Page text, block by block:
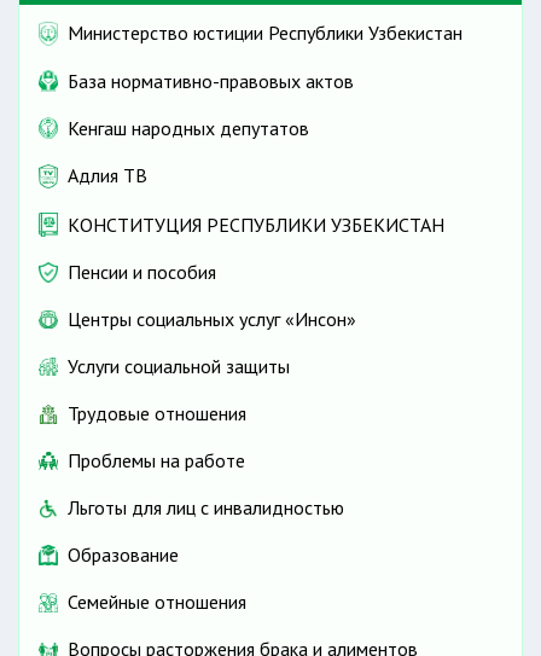
Министерство юстиции Республики Узбекистан
База нормативно-правовых актов
Кенгаш народных депутатов
Адлия ТВ
КОНСТИТУЦИЯ РЕСПУБЛИКИ УЗБЕКИСТАН
Пенсии и пособия
Центры социальных услуг «Инсон»
Услуги социальной защиты
Трудовые отношения
Проблемы на работе
Льготы для лиц с инвалидностью
Образование
Семейные отношения
Вопросы расторжения брака и алиментов